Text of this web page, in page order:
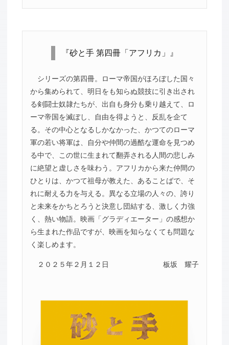
『砂と手 第四冊「アフリカ」』
シリーズの第四冊。ローマ帝国がほろぼした国々
から集められて、明日をも知らぬ競技に引き出され
る剣闘士奴隷たちが、出自も身分も乗り越えて、ロ
ーマ帝国を滅ぼし、自由を得ようと、反乱を企て
る。その中心となるしかなかった、かつてのローマ
軍の若い将軍は、自分や仲間の過酷な運命を見つめ
る中で、この世に生まれて翻弄される人間の悲しみ
に絶望と虚しさを味わう。アフリカから来た仲間の
ひとりは、かつて祖母が教えた、あることばで、そ
れに耐える力を与える。異なる立場の人々の、誇り
と未来をかちとろうと決意し団結する、激しく力強
く、熱い物語。映画「グラディエーター」の感想か
ら生まれた作品ですが、映画を知らなくても問題な
く楽しめます。
２０２５年２月１２日 板坂 耀子